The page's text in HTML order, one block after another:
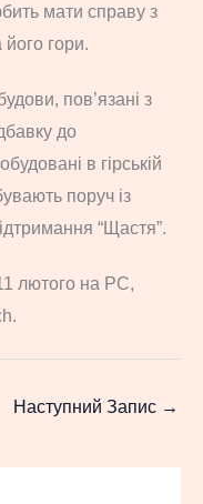
мати справу з
гори.
пов’язані з
до
в гірській
поруч із
“Щастя”.
лютого на PC,
Наступний Запис →